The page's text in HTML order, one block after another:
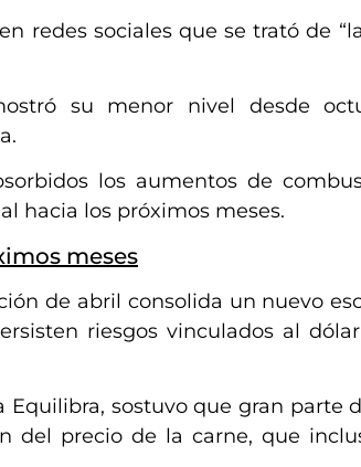
redes sociales que se trató de
su menor nivel desde
los aumentos de
hacia los próximos meses.
meses
de abril consolida un nuevo
riesgos vinculados al
Equilibra, sostuvo que gran parte
del precio de la carne, que